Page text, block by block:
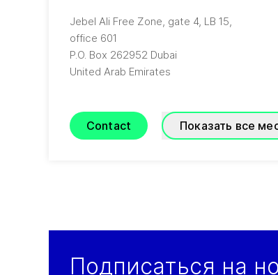
Jebel Ali Free Zone, gate 4, LB 15,
office 601
P.O. Box 262952 Dubai
United Arab Emirates
Contact Показать все
(A joint venture of GEA and TIG )
Подписаться на